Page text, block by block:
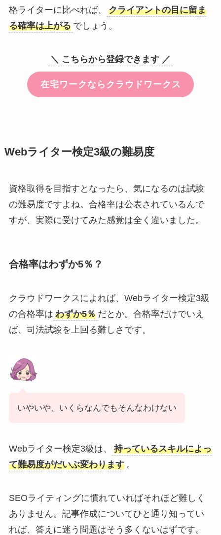
格ライターに比べれば、
クライアントの目に留ま
る確率は上がる でしょう。
＼ こちらから登録できます ／
在宅ワークならクラウドワークス
Webライター検定3級の難易度
資格取得を目指すとなったら、気になるのは試験
の難易度ですよね。合格率は公表されているんで
すが、実際に受けてみた感覚は全く違いました。
合格率はわずか5％？
クラウドワークスによれば、Webライター検定3級
の合格率は わずか5％ だとか。合格率だけでいえ
ば、司法試験を上回る難しさです。
いやいや、いくらなんでもそんなわけない
Webライター検定3級は、
持っているスキルによっ
て難易度がだいぶ変わります 。
SEOライティングに慣れていればそれほど難しく
ありません。記事作成についてひと通り知ってい
れば、答えに迷う問題はそう多くないはずです。